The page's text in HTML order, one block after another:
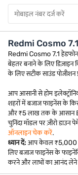
Redmi Cosmo
Redmi Cosmo 7.1 हेडफोन
बेहतर बनाने के लिए डिज़ाइन
के लिए सटीक साउंड पोजीशन
आप आसानी से होम
शहरों में बजाज फाइनेंस के
और ₹5 लाख तक के आसान
चुनिंदा मॉडल पर ज़ीरो डाउन
ऑनलाइन चेक करें.
ध्यान दें:आप केवल ₹5,000
लिए बजाज फाइनेंस के
करने और लाभों का आनंद लेने